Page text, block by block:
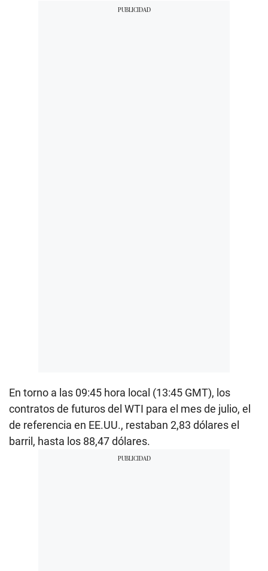
En torno a las 09:45 hora local (13:45 GMT), los
contratos de futuros del WTI para el mes de julio, el
de referencia en EE.UU., restaban 2,83 dólares el
barril, hasta los 88,47 dólares.